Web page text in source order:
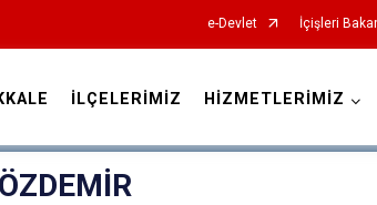
e-Devlet İçişleri
İLÇELERİMİZ HİZMETLERİMİZ